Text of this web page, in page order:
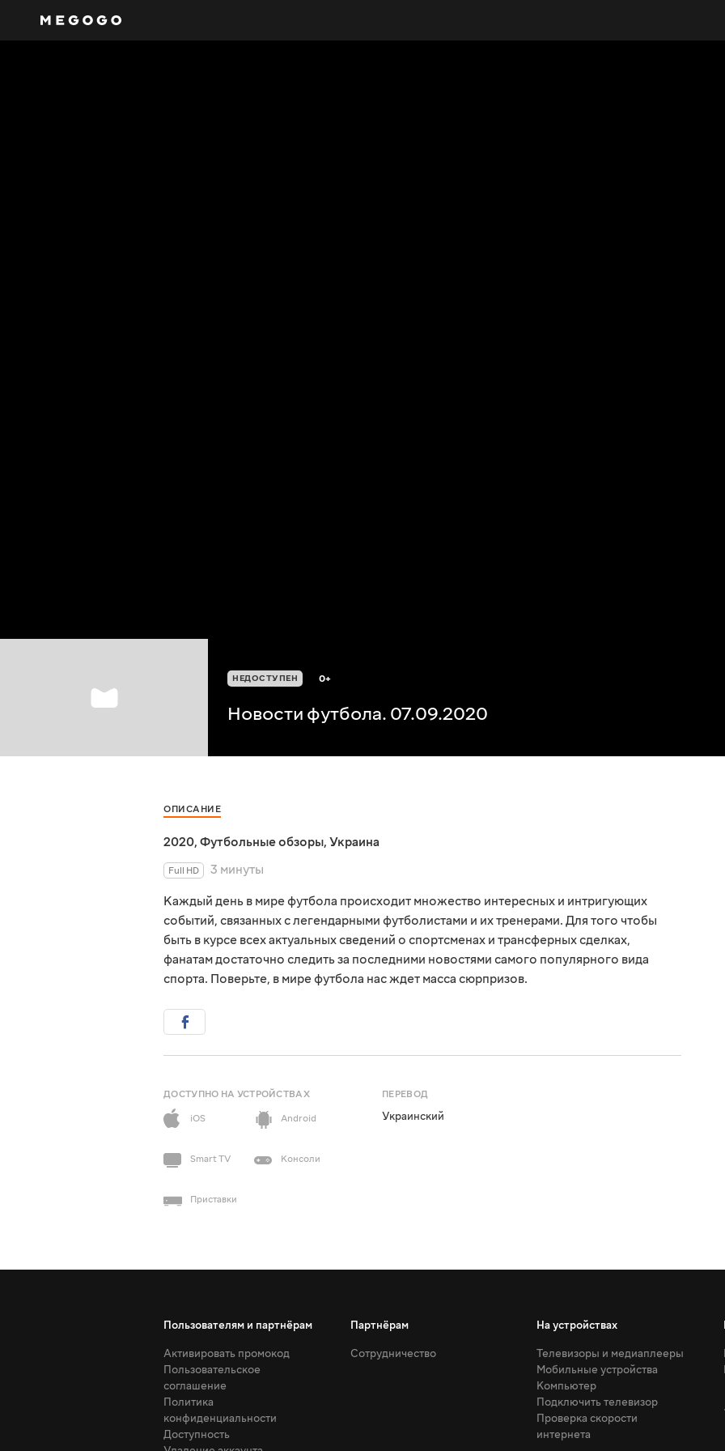
НЕДОСТУПЕН 0+
Новости футбола. 07.09.2020
ОПИСАНИЕ
2020, Футбольные обзоры, Украина
Full HD
3 минуты
Каждый день в мире футбола происходит множество интересных и интригующих
событий, связанных с легендарными футболистами и их тренерами. Для того чтобы
быть в курсе всех актуальных сведений о спортсменах и трансферных сделках,
фанатам достаточно следить за последними новостями самого популярного вида
спорта. Поверьте, в мире футбола нас ждет масса сюрпризов.
ДОСТУПНО НА УСТРОЙСТВАХ
iOS
Android
Smart TV Консоли
Приставки
ПЕРЕВОД
Украинский
Пользователям и партнёрам
Активировать промокод
Пользовательское
соглашение
Политика
конфиденциальности
Доступность
Партнёрам
Сотрудничество
На устройствах
Телевизоры и медиаплееры
Мобильные устройства
Компьютер
Подключить телевизор
Проверка скорости
интернета